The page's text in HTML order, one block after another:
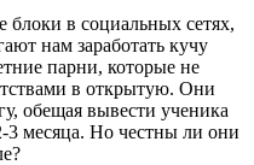
в социальных сетях,
нам заработать кучу
парни, которые не
в открытую. Они
обещая вывести ученика
3 месяца. Но честны ли они